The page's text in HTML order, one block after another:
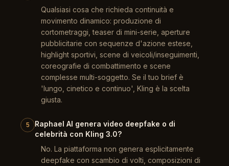
Qualsiasi cosa che richieda continuità e
movimento dinamico: produzione di
cortometraggi, teaser di mini-serie, aperture
pubblicitarie con sequenze d'azione estese,
highlight sportivi, scene di veicoli/inseguimenti,
coreografie di combattimento e scene
complesse multi-soggetto. Se il tuo brief è
'lungo, cinetico e continuo', Kling è la scelta
giusta.
5
Raphael AI genera video deepfake o di
celebrità con Kling 3.0?
No. La piattaforma non genera esplicitamente
deepfake con scambio di volti, composizioni di